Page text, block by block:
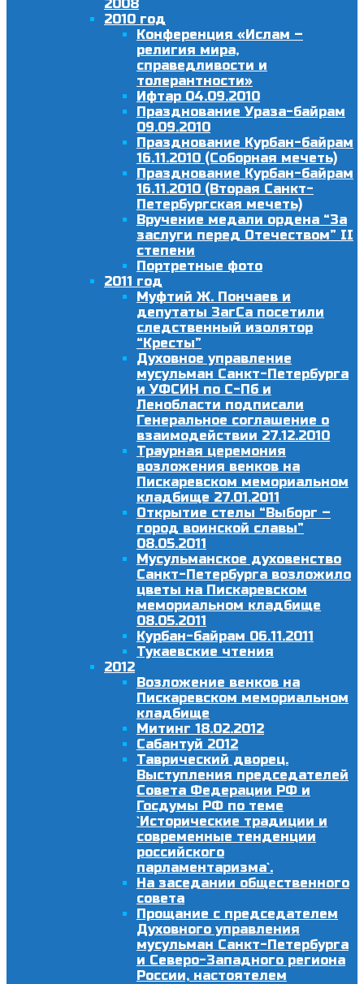
2008
2010 год
Конференция «Ислам –
религия мира,
справедливости и
толерантности»
Ифтар 04.09.2010
Празднование Ураза-байрам
09.09.2010
Празднование Курбан-байрам
16.11.2010 (Соборная мечеть)
Празднование Курбан-байрам
16.11.2010 (Вторая Санкт-
Петербургская мечеть)
Вручение медали ордена “За
заслуги перед Отечеством” II
степени
Портретные фото
2011 год
Муфтий Ж. Пончаев и
депутаты ЗагСа посетили
следственный изолятор
“Кресты”
Духовное управление
мусульман Санкт-Петербурга
и УФСИН по С-Пб и
Ленобласти подписали
Генеральное соглашение о
взаимодействии 27.12.2010
Траурная церемония
возложения венков на
Пискаревском мемориальном
кладбище 27.01.2011
Открытие стелы “Выборг –
город воинской славы”
08.05.2011
Мусульманское духовенство
Санкт-Петербурга возложило
цветы на Пискаревском
мемориальном кладбище
08.05.2011
Курбан-байрам 06.11.2011
Тукаевские чтения
2012
Возложение венков на
Пискаревском мемориальном
кладбище
Митинг 18.02.2012
Сабантуй 2012
Таврический дворец.
Выступления председателей
Совета Федерации РФ и
Госдумы РФ по теме
`Исторические традиции и
современные тенденции
российского
парламентаризма`.
На заседании общественного
совета
Прощание с председателем
Духовного управления
мусульман Санкт-Петербурга
и Северо-Западного региона
России, настоятелем